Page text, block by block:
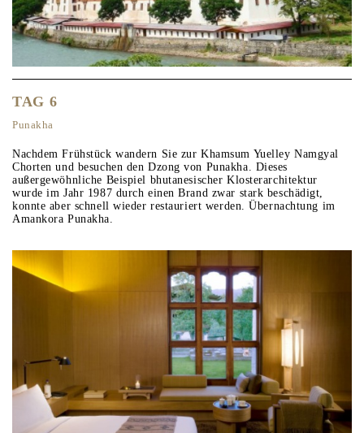
TAG 6
Punakha
Nachdem Frühstück wandern Sie zur Khamsum Yuelley Namgyal
Chorten und besuchen den Dzong von Punakha. Dieses
außergewöhnliche Beispiel bhutanesischer Klosterarchitektur
wurde im Jahr 1987 durch einen Brand zwar stark beschädigt,
konnte aber schnell wieder restauriert werden. Übernachtung im
Amankora Punakha.